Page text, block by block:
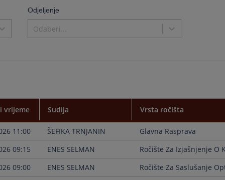
Press
key
for
dates.
Odjeljenje
Odaberi...
vrijeme Sudija Vrsta ročišta
11:00 ŠEFIKA TRNJANIN
Glavna Rasprava
09:15 ENES SELMAN
Ročište Za Izjašnjenje O
09:00 ENES SELMAN
Ročište Za Saslušanje